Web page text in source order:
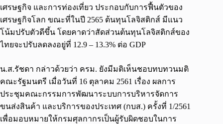
เศรษฐกิจ และการท่องเที่ยว ประกอบกับการฟื้นตัวของ
เศรษฐกิจโลก ขณะที่ในปี 2565 ต้นทุนโลจิสติกส์ มีแนว
โน้มปรับตัวดีขึ้น โดยคาดว่าสัดส่วนต้นทุนโลจิสติกส์ของ
ไทยจะปรับลดลงอยู่ที่ 12.9 – 13.3% ต่อ GDP
น.ส.รัชดา กล่าวด้วยว่า ครม. ยังมีมติเห็นชอบทบทวนมติ
คณะรัฐมนตรี เมื่อวันที่ 16 ตุลาคม 2561 เรื่อง ผลการ
ประชุมคณะกรรมการพัฒนาระบบการบริหารจัดการ
ขนส่งสินค้า และบริการของประเทศ (กบส.) ครั้งที่ 1/2561
เพื่อมอบหมายให้กรมศุลกากรเป็นผู้รับผิดชอบในการ